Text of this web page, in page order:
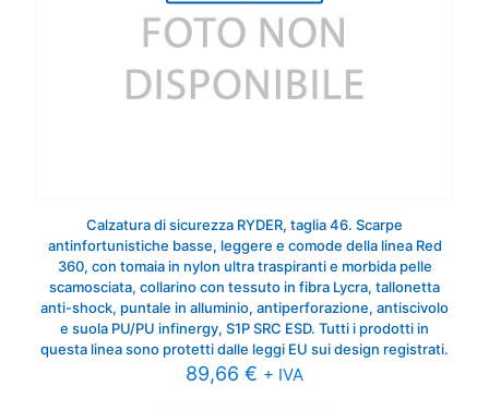
Calzatura di sicurezza RYDER, taglia 46. Scarpe
antinfortunistiche basse, leggere e comode della linea Red
360, con tomaia in nylon ultra traspiranti e morbida pelle
scamosciata, collarino con tessuto in fibra Lycra, tallonetta
anti-shock, puntale in alluminio, antiperforazione, antiscivolo
e suola PU/PU infinergy, S1P SRC ESD. Tutti i prodotti in
questa linea sono protetti dalle leggi EU sui design registrati.
89,66 € + IVA